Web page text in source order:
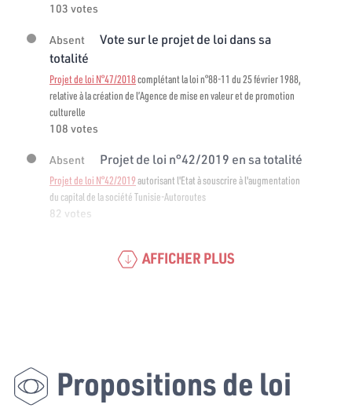
103 votes
Absent
Vote sur le projet de loi dans sa
totalité
Projet de loi N°47/2018complétant la loi n°88-11 du 25 février 1988,
relative à la création de l’Agence de mise en valeur et de promotion
culturelle
108 votes
Absent Projet de loi n°42/2019 en sa totalité
Projet de loi N°42/2019autorisant l'Etat à souscrire à l'augmentation
du capital de la société Tunisie-Autoroutes
82 votes
AFFICHER PLUS
Propositions de loi